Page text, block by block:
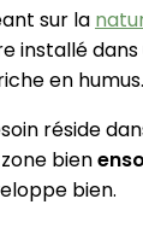
sur la
installé
en humus.
réside
bien
bien.